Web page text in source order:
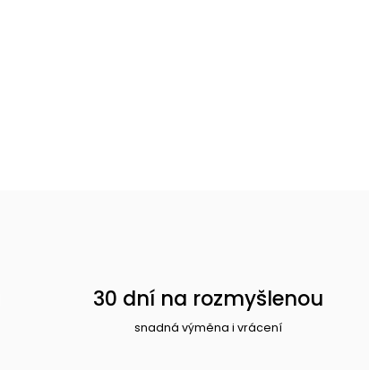
30 dní na rozmyšlenou
snadná výměna i vrácení